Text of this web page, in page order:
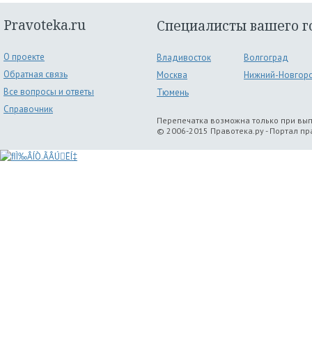
Pravoteka.ru
О проекте
Обратная связь
Все вопросы и ответы
Справочник
Специалисты вашего
Владивосток
Волгоград
Москва
Нижний-
Тюмень
Перепечатка возможна только при
© 2006-2015 Правотека.ру - Портал